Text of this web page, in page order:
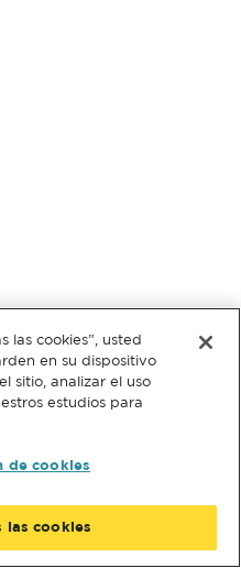
las cookies”, usted
en su dispositivo
sitio, analizar el uso
estudios para
de cookies
las cookies